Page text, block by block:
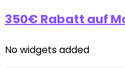
350€ Rabatt auf
No widgets added